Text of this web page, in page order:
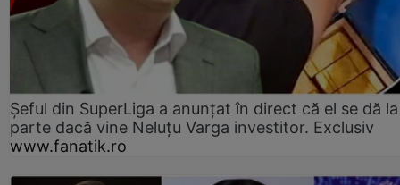
Șeful din SuperLiga a anunțat în direct că el se dă
parte dacă vine Neluțu Varga investitor. Exclusiv
www.fanatik.ro